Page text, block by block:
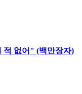
적 없어" (백만장자)